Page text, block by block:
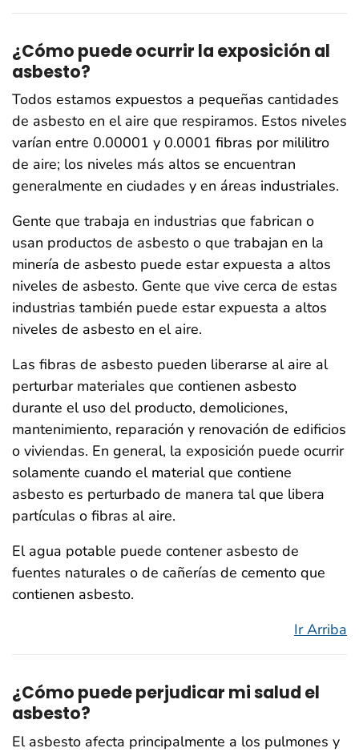
¿Cómo puede ocurrir la exposición al
asbesto?
Todos estamos expuestos a pequeñas cantidades
de asbesto en el aire que respiramos. Estos niveles
varían entre 0.00001 y 0.0001 fibras por mililitro
de aire; los niveles más altos se encuentran
generalmente en ciudades y en áreas industriales.
Gente que trabaja en industrias que fabrican o
usan productos de asbesto o que trabajan en la
minería de asbesto puede estar expuesta a altos
niveles de asbesto. Gente que vive cerca de estas
industrias también puede estar expuesta a altos
niveles de asbesto en el aire.
Las fibras de asbesto pueden liberarse al aire al
perturbar materiales que contienen asbesto
durante el uso del producto, demoliciones,
mantenimiento, reparación y renovación de edificios
o viviendas. En general, la exposición puede ocurrir
solamente cuando el material que contiene
asbesto es perturbado de manera tal que libera
partículas o fibras al aire.
El agua potable puede contener asbesto de
fuentes naturales o de cañerías de cemento que
contienen asbesto.
Ir Arriba
¿Cómo puede perjudicar mi salud el
asbesto?
El asbesto afecta principalmente a los pulmones y